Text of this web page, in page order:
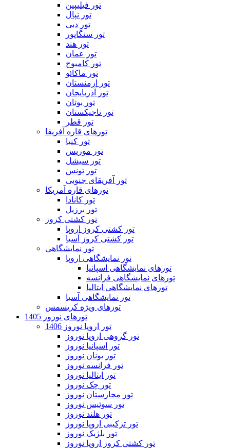
تور فیلیپین
تور نپال
تور دبی
تور سنگاپور
تور هند
تور عمان
تور کامبوج
تور ماکائو
تور ارمنستان
تور آذربایجان
تور بوتان
تور تاجیکستان
تور قطر
تورهای قاره آفریقا
تور کنیا
تور موریس
تور سیشل
تور تونس
تور آفریقای جنوبی
تورهای قاره آمریکا
تور کانادا
تور برزیل
تور کشتی کروز
تور کشتی کروز اروپا
تور کشتی کروز آسیا
تور نمایشگاهی
تور نمایشگاهی اروپا
تورهای نمایشگاهی اسپانیا
تورهای نمایشگاهی فرانسه
تورهای نمایشگاهی ایتالیا
تور نمایشگاهی آسیا
تورهای ویژه کریسمس
تورهای نوروز 1405
تور اروپا نوروز 1406
تور گروهی اروپا نوروز
تور اسپانیا نوروز
تور یونان نوروز
تور فرانسه نوروز
تور ایتالیا نوروز
تور چک نوروز
تور مجارستان نوروز
تور سوئیس نوروز
تور هلند نوروز
تور ترکیبی اروپا نوروز
تور بلژیک نوروز
تور کشتی کروز اروپا نوروز